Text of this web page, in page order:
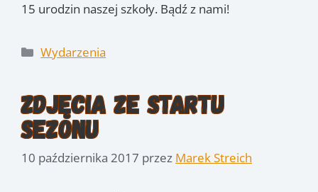
15 urodzin naszej szkoły. Bądź z nami!
Kategorie
Wydarzenia
Zdjęcia ze Startu
Sezonu
10 października 2017 przez Marek Streich